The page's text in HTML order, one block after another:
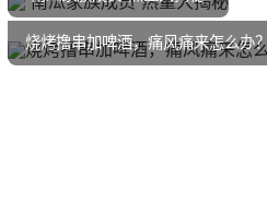
烧烤撸串加啤酒，痛风痛来怎么办？